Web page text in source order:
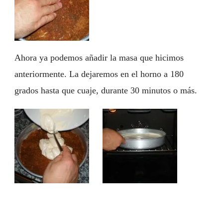
Ahora ya podemos añadir la masa que hicimos
anteriormente. La dejaremos en el horno a 180
grados hasta que cuaje, durante 30 minutos o más.